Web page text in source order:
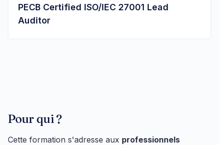
PECB Certified ISO/IEC 27001 Lead
Auditor
Pour qui ?
Cette formation s'adresse aux professionnels